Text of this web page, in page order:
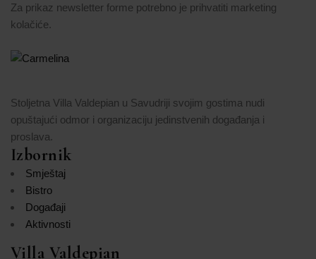
Za prikaz newsletter forme potrebno je prihvatiti marketing
kolačiće.
Stoljetna Villa Valdepian u Savudriji svojim gostima nudi
opuštajući odmor i organizaciju jedinstvenih događanja i
proslava.
Izbornik
Smještaj
Bistro
Događaji
Aktivnosti
Villa Valdepian